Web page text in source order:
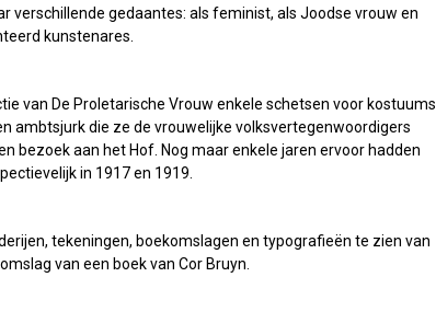
verschillende gedaantes: als feminist, als Joodse vrouw en
kunstenares.
van De Proletarische Vrouw enkele schetsen voor kostuums
ambtsjurk die ze de vrouwelijke volksvertegenwoordigers
bezoek aan het Hof. Nog maar enkele jaren ervoor hadden
in 1917 en 1919.
tekeningen, boekomslagen en typografieën te zien van
van een boek van Cor Bruyn.